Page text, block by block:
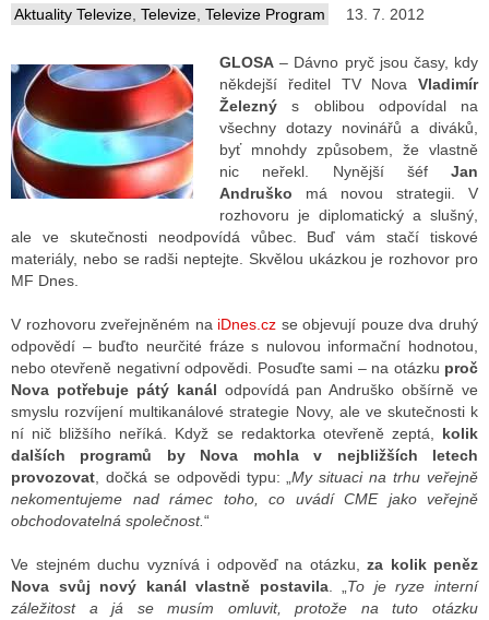
RADIA
RÁDIÍ
RÁDIÍ
VYSÍLAČE
TELEVIZE
TELEVIZÍ
VYSÍLAČE
INTERNET
RÁDIA
STRÁNKY RÁDIÍ
STRÁNKY TV
TISK
Aktuality Televize Televize Televize Program 13. 7. 2012
GLOSA – Dávno pryč jsou časy, kdy
někdejší ředitel TV Nova Vladimír
Železný s oblibou odpovídal na
všechny dotazy novinářů a diváků,
byť mnohdy způsobem, že vlastně
nic neřekl. Nynější šéf Jan
Andruško má novou strategii. V
rozhovoru je diplomatický a slušný,
ale ve skutečnosti neodpovídá vůbec. Buď vám stačí tiskové
materiály, nebo se radši neptejte. Skvělou ukázkou je rozhovor pro
MF Dnes.
V rozhovoru zveřejněném na iDnes.cz se objevují pouze dva druhý
odpovědí – buďto neurčité fráze s nulovou informační hodnotou,
nebo otevřeně negativní odpovědi. Posuďte sami – na otázku proč
Nova potřebuje pátý kanál odpovídá pan Andruško obšírně ve
smyslu rozvíjení multikanálové strategie Novy, ale ve skutečnosti k
ní nič bližšího neříká. Když se redaktorka otevřeně zeptá, kolik
dalších programů by Nova mohla v nejbližších letech
provozovat , dočká se odpovědi typu: „My situaci na trhu veřejně
nekomentujeme nad rámec toho, co uvádí CME jako veřejně
obchodovatelná společnost.“
Ve stejném duchu vyznívá i odpověď na otázku, za kolik peněz
Nova svůj nový kanál vlastně postavila. „ To je ryze interní
záležitost a já se musím omluvit, protože na tuto otázku